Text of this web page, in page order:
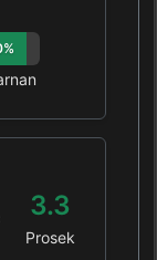
3.3
Prosek